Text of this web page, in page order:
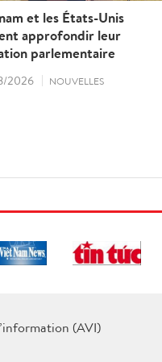
et les États-Unis
approfondir leur
parlementaire
2026 NOUVELLES
(AVI)